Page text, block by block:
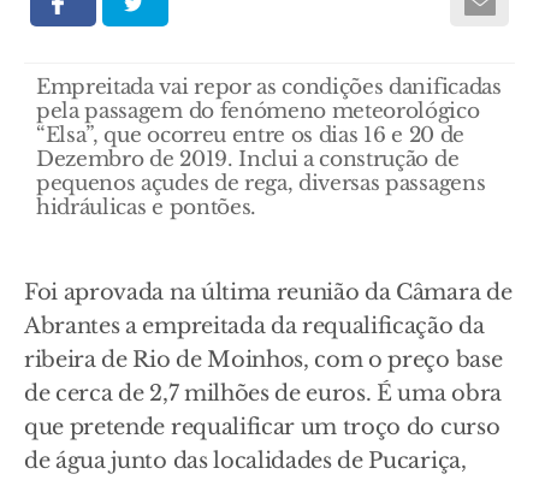
Empreitada vai repor as condições danificadas
pela passagem do fenómeno meteorológico
“Elsa”, que ocorreu entre os dias 16 e 20 de
Dezembro de 2019. Inclui a construção de
pequenos açudes de rega, diversas passagens
hidráulicas e pontões.
Foi aprovada na última reunião da Câmara de
Abrantes a empreitada da requalificação da
ribeira de Rio de Moinhos, com o preço base
de cerca de 2,7 milhões de euros. É uma obra
que pretende requalificar um troço do curso
de água junto das localidades de Pucariça,